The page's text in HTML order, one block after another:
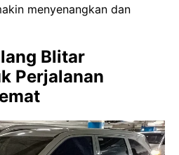
menyenangkan dan
Blitar
Perjalanan